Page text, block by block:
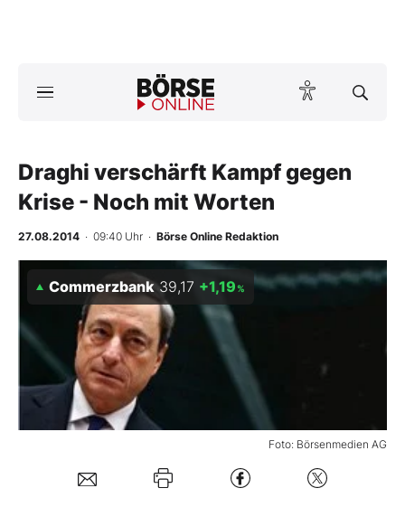
ktuelle Ausgabe BÖRSE ONLINE lesen
News
Anlageprodukte
Finanz-Check
Abo & Shop
BO-Musterdepots
Experten
Draghi verschärft Kampf gegen
Krise - Noch mit Worten
27.08.2014 · 09:40 Uhr · Börse Online Redaktion
Foto: Börsenmedien AG
Commerzbank 39,17 +1,19 %